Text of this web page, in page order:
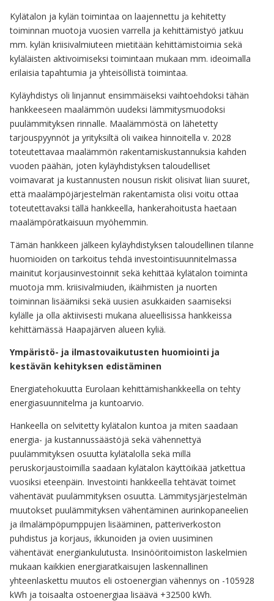
Kylätalon ja kylän toimintaa on laajennettu ja kehitetty
toiminnan muotoja vuosien varrella ja kehittämistyö jatkuu
mm. kylän kriisivalmiuteen mietitään kehittämistoimia sekä
kyläläisten aktivoimiseksi toimintaan mukaan mm. ideoimalla
erilaisia tapahtumia ja yhteisöllistä toimintaa.
Kyläyhdistys oli linjannut ensimmäiseksi vaihtoehdoksi tähän
hankkeeseen maalämmön uudeksi lämmitysmuodoksi
puulämmityksen rinnalle. Maalämmöstä on lähetetty
tarjouspyynnöt ja yrityksiltä oli vaikea hinnoitella v. 2028
toteutettavaa maalämmön rakentamiskustannuksia kahden
vuoden päähän, joten kyläyhdistyksen taloudelliset
voimavarat ja kustannusten nousun riskit olisivat liian suuret,
että maalämpöjärjestelmän rakentamista olisi voitu ottaa
toteutettavaksi tällä hankkeella, hankerahoitusta haetaan
maalämpöratkaisuun myöhemmin.
Tämän hankkeen jälkeen kyläyhdistyksen taloudellinen tilanne
huomioiden on tarkoitus tehdä investointisuunnitelmassa
mainitut korjausinvestoinnit sekä kehittää kylätalon toiminta
muotoja mm. kriisivalmiuden, ikäihmisten ja nuorten
toiminnan lisäämiksi sekä uusien asukkaiden saamiseksi
kylälle ja olla aktiivisesti mukana alueellisissa hankkeissa
kehittämässä Haapajärven alueen kyliä.
Ympäristö- ja ilmastovaikutusten huomiointi ja
kestävän kehityksen edistäminen
Energiatehokuutta Eurolaan kehittämishankkeella on tehty
energiasuunnitelma ja kuntoarvio.
Hankeella on selvitetty kylätalon kuntoa ja miten saadaan
energia- ja kustannussäästöjä sekä vähennettyä
puulämmityksen osuutta kylätalolla sekä millä
peruskorjaustoimilla saadaan kylätalon käyttöikää jatkettua
vuosiksi eteenpäin. Investointi hankkeella tehtävät toimet
vähentävät puulämmityksen osuutta. Lämmitysjärjestelmän
muutokset puulämmityksen vähentäminen aurinkopaneelien
ja ilmalämpöpumppujen lisääminen, patteriverkoston
puhdistus ja korjaus, ikkunoiden ja ovien uusiminen
vähentävät energiankulutusta. Insinööritoimiston laskelmien
mukaan kaikkien energiaratkaisujen laskennallinen
yhteenlaskettu muutos eli ostoenergian vähennys on -105928
kWh ja toisaalta ostoenergiaa lisäävä +32500 kWh.